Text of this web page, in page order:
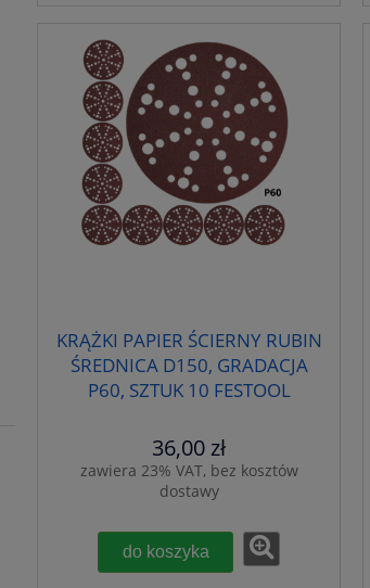
KRĄŻKI PAPIER ŚCIERNY RUBIN
ŚREDNICA D150, GRADACJA
P60, SZTUK 10 FESTOOL
36,00 zł
zawiera 23% VAT, bez kosztów
dostawy
do koszyka